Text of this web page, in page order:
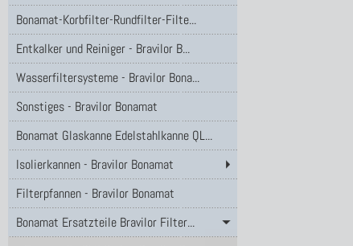
Bonamat-Korbfilter-Rundfilter-Filte...
Entkalker und Reiniger - Bravilor B...
Wasserfiltersysteme - Bravilor Bona...
Sonstiges - Bravilor Bonamat
Bonamat Glaskanne Edelstahlkanne QL...
Isolierkannen - Bravilor Bonamat
Filterpfannen - Bravilor Bonamat
Bonamat Ersatzteile Bravilor Filter...